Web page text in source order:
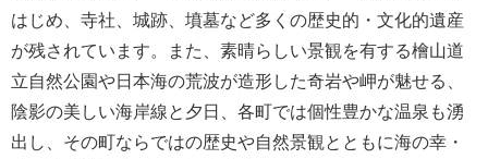
はじめ、寺社、城跡、墳墓など多くの歴史的・文化的遺産
が残されています。また、素晴らしい景観を有する檜山道
立自然公園や日本海の荒波が造形した奇岩や岬が魅せる、
陰影の美しい海岸線と夕日、各町では個性豊かな温泉も湧
出し、その町ならではの歴史や自然景観とともに海の幸・